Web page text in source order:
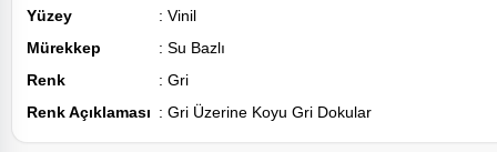
Yüzey
: Vinil
Mürekkep
: Su Bazlı
Renk
: Gri
Renk Açıklaması : Gri Üzerine Koyu Gri Dokular